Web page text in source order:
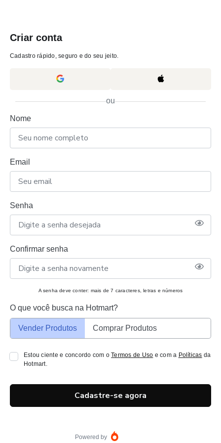
Criar conta
Cadastro rápido, seguro e do seu jeito.
ou
Nome
Email
Senha
Confirmar senha
A senha deve conter: mais de 7 caracteres, letras e números
O que você busca na Hotmart?
Vender Produtos Comprar Produtos
Estou ciente e concordo com oTermos de Uso e com a Políticas da
Hotmart.
Cadastre-se agora
Powered by